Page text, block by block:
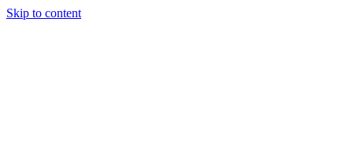
Skip to content